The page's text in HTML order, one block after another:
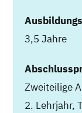
3,5 Jahre
Zweiteilige
2. Lehrjahr,